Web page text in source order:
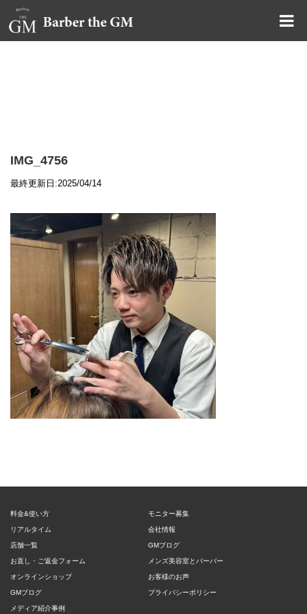
IMG_4756
最終更新日:2025/04/14
料金&使い方
リアルタイム
店舗一覧
お直し・ご返金フォーム
オンラインショップ
GMブログ
メディア紹介事例
モニター募集
会社情報
GMブログ
メンズ美容室とバーバー
お客様のお声
プライバシーポリシー